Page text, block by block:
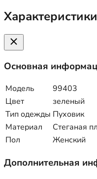
Основная
Модель
99403
Цвет
зеленый
Тип одежды Пуховик
Материал
Стеганая
Пол
Женский
Дополнительная